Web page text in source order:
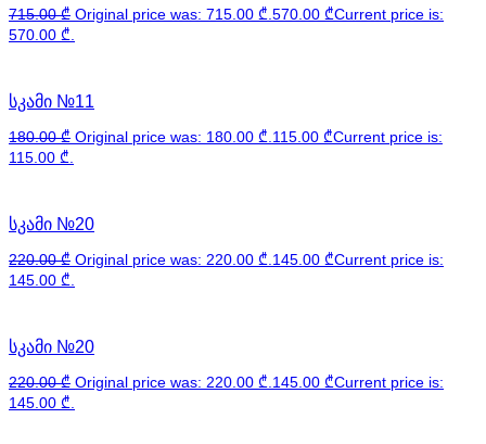
715.00₾ Original price was: 715.00 ₾. 570.00 ₾Current price is:
570.00 ₾.
სკამი №11
180.00₾ Original price was: 180.00 ₾. 115.00 ₾Current price is:
115.00 ₾.
სკამი №20
220.00₾ Original price was: 220.00 ₾. 145.00 ₾Current price is:
145.00 ₾.
სკამი №20
220.00₾ Original price was: 220.00 ₾. 145.00 ₾Current price is:
145.00 ₾.